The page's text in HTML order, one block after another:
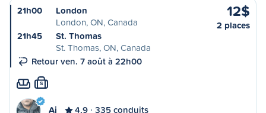
21h00
London
London, ON, Canada
21h45
St. Thomas
St. Thomas, ON, Canada
Retour ven. 7 août à 22h00
12$
2 places
S
Aj 4,9 335 conduits